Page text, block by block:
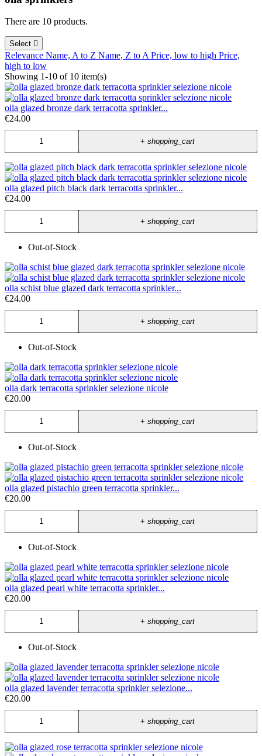
There are 10 products.
Select 
Relevance Name, A to Z Name, Z to APrice, low to high Price,
high to low
Showing 1-10 of 10 item(s)
olla glazed bronze dark terracotta sprinkler...
€24.00
+shopping_cart
olla glazed pitch black dark terracotta sprinkler...
€24.00
+shopping_cart
Out-of-Stock
olla schist blue glazed dark terracotta sprinkler...
€24.00
+shopping_cart
Out-of-Stock
olla dark terracotta sprinkler selezione nicole
€20.00
+shopping_cart
Out-of-Stock
olla glazed pistachio green terracotta sprinkler...
€20.00
+shopping_cart
Out-of-Stock
olla glazed pearl white terracotta sprinkler...
€20.00
+shopping_cart
Out-of-Stock
olla glazed lavender terracotta sprinkler selezione...
€20.00
+shopping_cart